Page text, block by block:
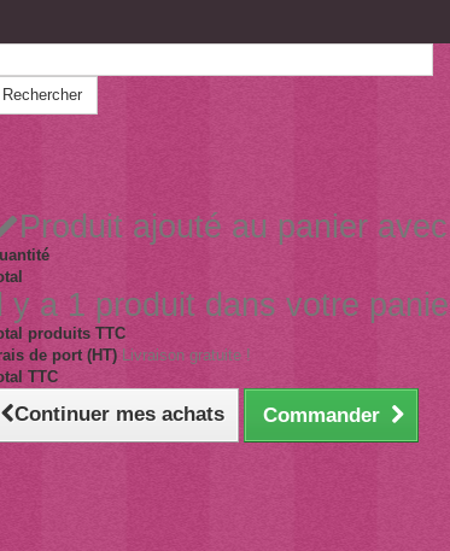
Rechercher
Produit ajouté au panier
y a 1 produit dans votre
produits TTC
de port (HT) Livraison gratuite !
TTC
Continuer mes achats Commander